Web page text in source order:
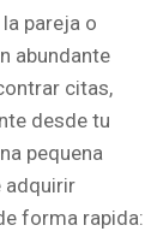
pareja o
abundante
citas,
desde tu
pequena
adquirir
forma rapida: